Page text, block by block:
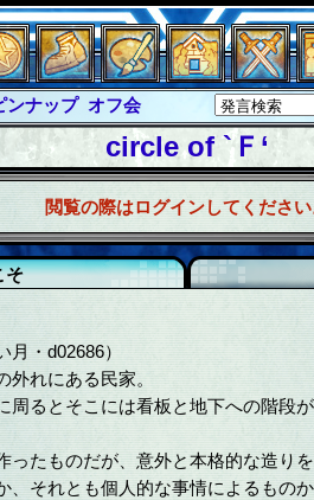
ンナップ オフ会
ボラス
ス サイキックハーツ
シュラウド ソロモン
バー
circle of `Ｆ‘
閲覧の際はログインしてくださ
そ
月・d02686）
れにある民家。
周るとそこには看板と地下への階段
ったものだが、意外と本格的な造り
、それとも個人的な事情によるもの